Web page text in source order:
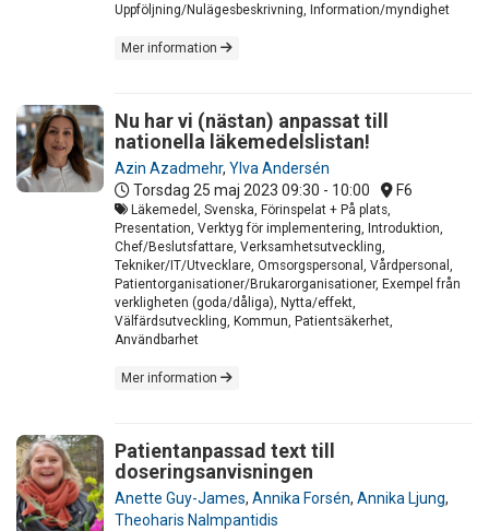
Uppföljning/Nulägesbeskrivning, Information/myndighet
Mer information
Nu har vi (nästan) anpassat till
nationella läkemedelslistan!
Azin Azadmehr, Ylva Andersén
Torsdag 25 maj 2023 09:30 - 10:00 F6
Läkemedel, Svenska, Förinspelat + På plats,
Presentation, Verktyg för implementering, Introduktion,
Chef/Beslutsfattare, Verksamhetsutveckling,
Tekniker/IT/Utvecklare, Omsorgspersonal, Vårdpersonal,
Patientorganisationer/Brukarorganisationer, Exempel från
verkligheten (goda/dåliga), Nytta/effekt,
Välfärdsutveckling, Kommun, Patientsäkerhet,
Användbarhet
Mer information
Patientanpassad text till
doseringsanvisningen
Anette Guy-James, Annika Forsén, Annika Ljung,
Theoharis Nalmpantidis